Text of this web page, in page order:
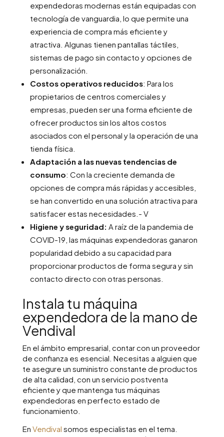
expendedoras modernas están equipadas con
tecnología de vanguardia, lo que permite una
experiencia de compra más eficiente y
atractiva. Algunas tienen pantallas táctiles,
sistemas de pago sin contacto y opciones de
personalización.
Costos operativos reducidos: Para los
propietarios de centros comerciales y
empresas, pueden ser una forma eficiente de
ofrecer productos sin los altos costos
asociados con el personal y la operación de una
tienda física.
Adaptación a las nuevas tendencias de
consumo: Con la creciente demanda de
opciones de compra más rápidas y accesibles,
se han convertido en una solución atractiva para
satisfacer estas necesidades.- V
Higiene y seguridad: A raíz de la pandemia de
COVID-19, las máquinas expendedoras ganaron
popularidad debido a su capacidad para
proporcionar productos de forma segura y sin
contacto directo con otras personas.
Instala tu máquina
expendedora de la mano de
Vendival
En el ámbito empresarial, contar con un proveedor
de confianza es esencial. Necesitas a alguien que
te asegure un suministro constante de productos
de alta calidad, con un servicio postventa
eficiente y que mantenga tus máquinas
expendedoras en perfecto estado de
funcionamiento.
En Vendival somos especialistas en el tema.